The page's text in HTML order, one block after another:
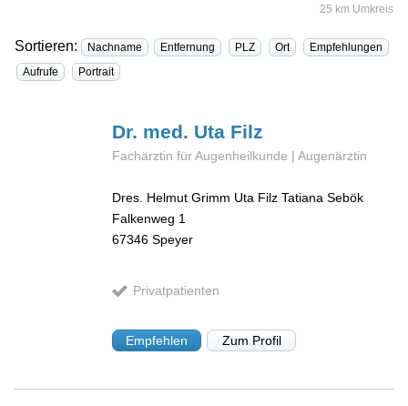
25 km Umkreis
Sortieren: Nachname Entfernung PLZ Ort
Empfehlungen
Aufrufe
Portrait
Dr. med. Uta Filz
Fachärztin für Augenheilkunde | Augenärztin
Dres. Helmut Grimm Uta Filz Tatiana Sebök
Falkenweg 1
67346 Speyer
Privatpatienten
Empfehlen Zum Profil